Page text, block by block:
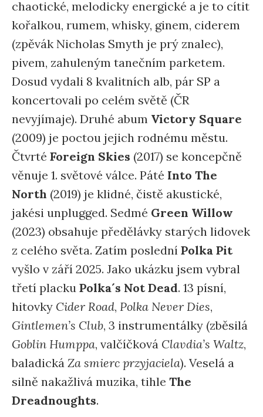
chaotické, melodicky energické a je to cítit
kořalkou, rumem, whisky, ginem, ciderem
(zpěvák Nicholas Smyth je prý znalec),
pivem, zahuleným tanečním parketem.
Dosud vydali 8 kvalitních alb, pár SP a
koncertovali po celém světě (ČR
nevyjímaje). Druhé abum Victory Square
(2009) je poctou jejich rodnému městu.
Čtvrté Foreign Skies (2017) se koncepčně
věnuje 1. světové válce. Páté Into The
North (2019) je klidné, čistě akustické,
jakési unplugged. Sedmé Green Willow
(2023) obsahuje předělávky starých lidovek
z celého světa. Zatím poslední Polka Pit
vyšlo v září 2025. Jako ukázku jsem vybral
třetí placku Polka´s Not Dead. 13 písní,
hitovky Cider Road, Polka Never Dies,
Gintlemen’s Club, 3 instrumentálky (zběsilá
Goblin Humppa, valčíčková Clavdia’s Waltz,
baladická Za smierc przyjaciela). Veselá a
silně nakažlivá muzika, tihle The
Dreadnoughts.